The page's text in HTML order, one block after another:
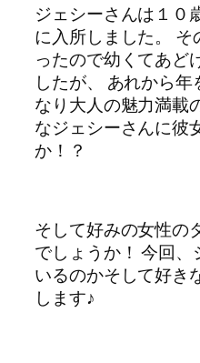
ジェシーさんは１０
に入所しました。
ったので幼くてあど
したが、 あれから
なり大人の魅力満載
なジェシーさんに彼
か！？
そして好みの女性の
でしょうか！ 今回
いるのかそして好き
します♪